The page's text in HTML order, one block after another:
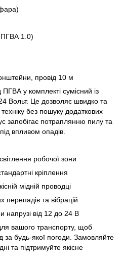
ПГВА 1.0)
провід 10 м
у комплекті сумісний із
Вольт. Це дозволяє швидко та
без пошуку додаткових
запобігає потраплянню пилу та
впливом опадів.
робочої зони
кріплення
мідній проводці
перепадів та вібрацій
напрузі від 12 до 24 В
вашого транспорту, щоб
за будь-якої погоди. Замовляйте
та підтримуйте якісне